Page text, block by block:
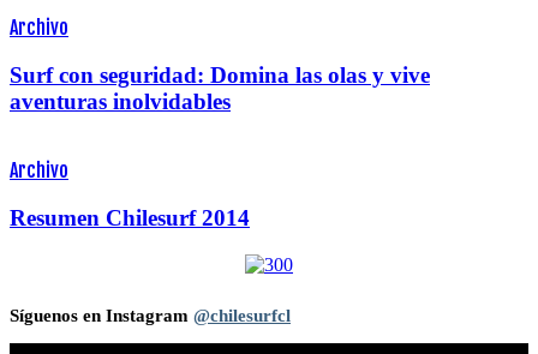
Archivo
Surf con seguridad: Domina las olas y vive
aventuras inolvidables
Archivo
Resumen Chilesurf 2014
Síguenos en Instagram @chilesurfcl